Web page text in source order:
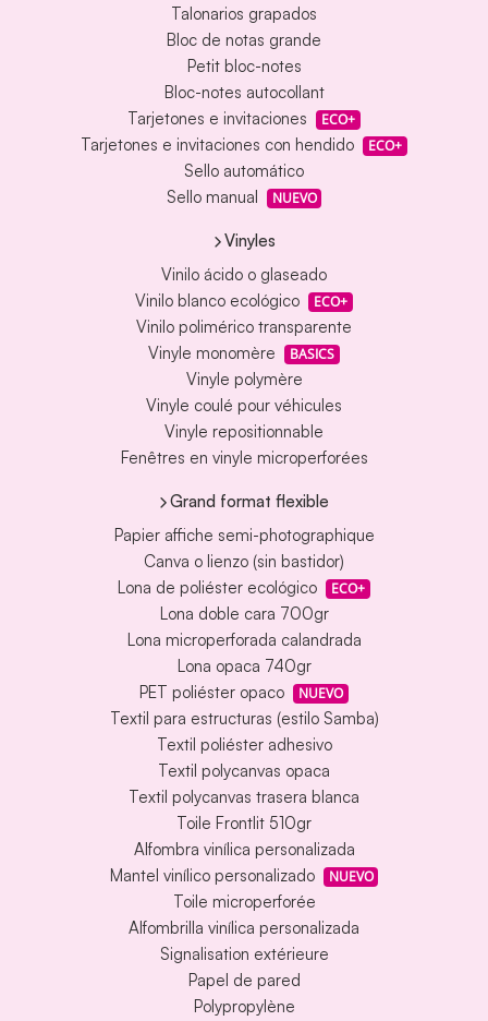
Talonarios grapados
Bloc de notas grande
Petit bloc-notes
Bloc-notes autocollant
Tarjetones e invitaciones
ECO+
Tarjetones e invitaciones con hendido ECO+
Sello automático
Sello manual
NUEVO
Vinyles
Vinilo ácido o glaseado
Vinilo blanco ecológico
ECO+
Vinilo polimérico transparente
Vinyle monomère
BASICS
Vinyle polymère
Vinyle coulé pour véhicules
Vinyle repositionnable
Fenêtres en vinyle microperforées
Grand format flexible
Papier affiche semi-photographique
Canva o lienzo (sin bastidor)
Lona de poliéster ecológico
ECO+
Lona doble cara 700gr
Lona microperforada calandrada
Lona opaca 740gr
PET poliéster opaco
NUEVO
Textil para estructuras (estilo Samba)
Textil poliéster adhesivo
Textil polycanvas opaca
Textil polycanvas trasera blanca
Toile Frontlit 510gr
Alfombra vinílica personalizada
Mantel vinílico personalizado
NUEVO
Toile microperforée
Alfombrilla vinílica personalizada
Signalisation extérieure
Papel de pared
Polypropylène